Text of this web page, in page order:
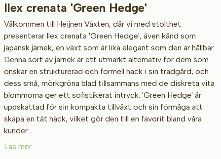
Höjd vid leverans (cm)
Bredd vid leverans (cm)
Placering
Ilex crenata 'Green Hedge'
Välkommen till Heijnen Växten, där vi med stolthet
presenterar Ilex crenata 'Green Hedge', även känd som
japansk järnek, en växt som är lika elegant som den är hållbar.
Denna sort av järnek är ett utmärkt alternativ för dem som
önskar en strukturerad och formell häck i sin trädgård, och
dess små, mörkgröna blad tillsammans med de diskreta vita
blommorna ger ett sofistikerat intryck. 'Green Hedge' är
uppskattad för sin kompakta tillväxt och sin förmåga att
skapa en tät häck, vilket gör den till en favorit bland våra
kunder.
Läs mer